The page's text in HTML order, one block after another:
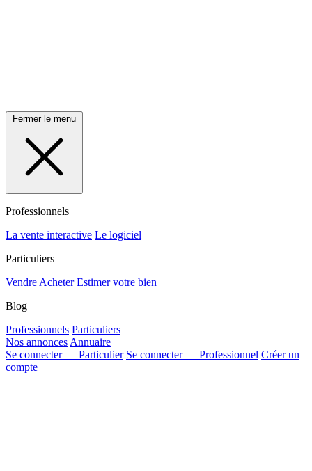
Fermer le menu
Professionnels
La vente interactive Le logiciel
Particuliers
Vendre Acheter Estimer votre bien
Blog
Professionnels Particuliers
Nos annonces Annuaire
Se connecter — Particulier Se connecter — Professionnel Créer un
compte